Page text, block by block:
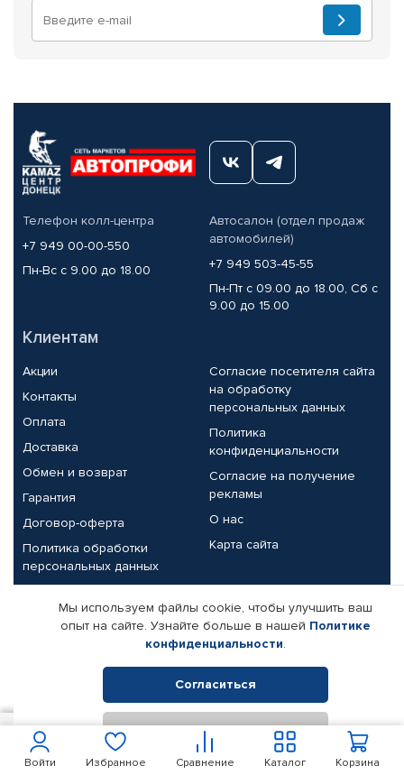
Войти Избранное Сравнение Корзина
Каталог
Телефон колл-центра
+7 949 00-00-550
Пн-Вс с 9.00 до 18.00
Автосалон (отдел продаж
автомобилей)
+7 949 503-45-55
Пн-Пт с 09.00 до 18.00, Сб с
9.00 до 15.00
Клиентам
Акции
Контакты
Оплата
Доставка
Обмен и возврат
Гарантия
Договор-оферта
Политика обработки
персональных данных
Согласие посетителя сайта
на обработку
персональных данных
Политика
конфиденциальности
Согласие на получение
рекламы
О нас
Карта сайта
Партнерам
Корпоративным клиентам
Поставщикам
Реквизиты компании
© КАМАЗ ЦЕНТР ДОНЕЦК, 2015-2026. Все права защищены.
Интернет-магазин автомобильных товаров Автопрофи.
Мы используем файлы cookie, чтобы улучшить ваш
опыт на сайте. Узнайте больше в нашей Политике
конфиденциальности.
Согласиться
Отклонить
300 В корзину